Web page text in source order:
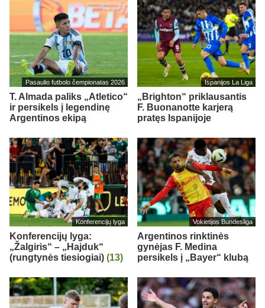
Pasaulio futbolo čempionatas 2026
T. Almada paliks „Atletico“
ir persikels į legendinę
Argentinos ekipą
Ispanijos La Liga
„Brighton“ priklausantis
F. Buonanotte karjerą
pratęs Ispanijoje
Konferencijų lyga
Konferencijų lyga:
„Žalgiris“ – „Hajduk“
(rungtynės tiesiogiai) (13)
Vokietijos Bundesliga
Argentinos rinktinės
gynėjas F. Medina
persikels į „Bayer“ klubą